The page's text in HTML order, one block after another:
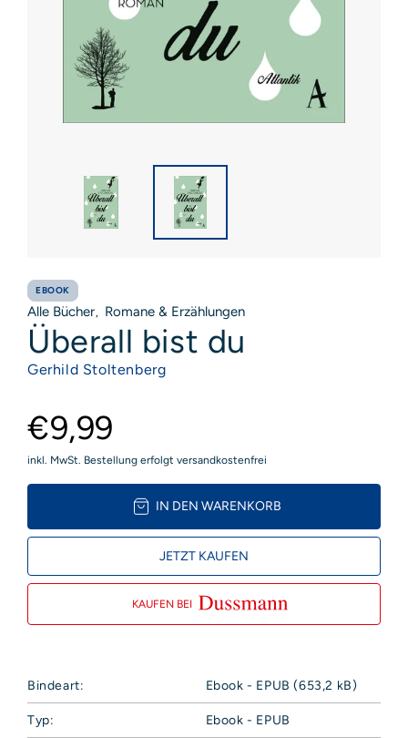
EBOOK
Alle Bücher, Romane & Erzählungen
Überall bist du
Gerhild Stoltenberg
€9,99
inkl. MwSt. Bestellung erfolgt versandkostenfrei
IN DEN WARENKORB
JETZT KAUFEN
KAUFEN BEI
Bindeart: Ebook - EPUB (653,2 kB)
Typ: Ebook - EPUB